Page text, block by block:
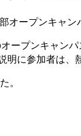
オープンキャ
ープンキャン
に参加者は、
。